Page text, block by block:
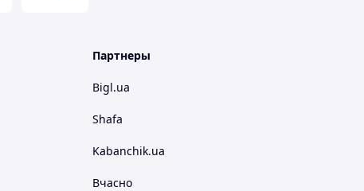
Партнеры
Bigl.ua
Shafa
Kabanchik.ua
Вчасно